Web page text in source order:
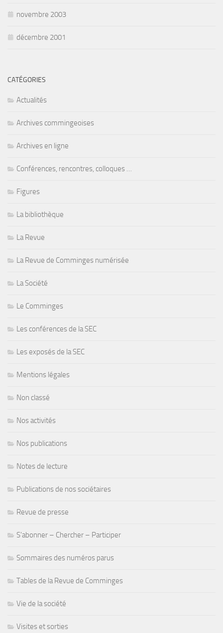
novembre 2003
décembre 2001
CATÉGORIES
Actualités
Archives commingeoises
Archives en ligne
Conférences, rencontres, colloques …
Figures
La bibliothèque
La Revue
La Revue de Comminges numérisée
La Société
Le Comminges
Les conférences de la SEC
Les exposés de la SEC
Mentions légales
Non classé
Nos activités
Nos publications
Notes de lecture
Publications de nos sociétaires
Revue de presse
S'abonner – Chercher – Participer
Sommaires des numéros parus
Tables de la Revue de Comminges
Vie de la société
Visites et sorties